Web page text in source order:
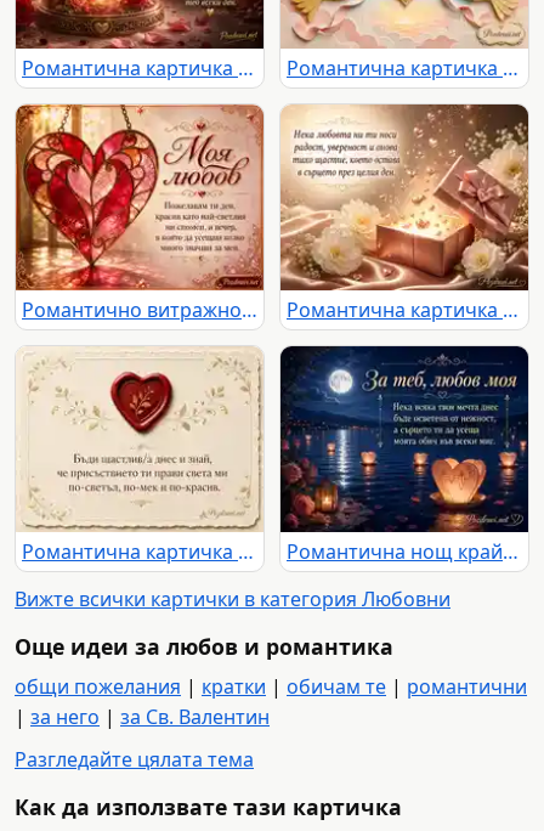
Романтична картичка „Винаги до теб“ с рози, сърца и нежно любовно послание Романтична картичка с две златни птици, сърце и нежен любовен надпис
Романтично витражно сърце с надпис „Моя любов“ и нежно любовно послание Романтична картичка с блестящ подарък, сърца, цветя и нежно послание за любов
Романтична картичка с червено сърце, златни орнаменти и нежно послание
Романтична нощ край езеро с луна, рози, светещи сърца и любовно послание
Вижте всички картички в категория Любовни
Още идеи за любов и романтика
общи пожелания | кратки | обичам те | романтични
| за него | за Св. Валентин
Разгледайте цялата тема
Как да използвате тази картичка